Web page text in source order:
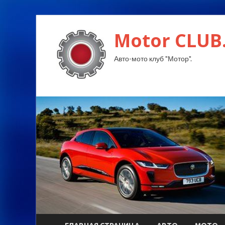
Motor
Авто-мото клуб "Мотор".